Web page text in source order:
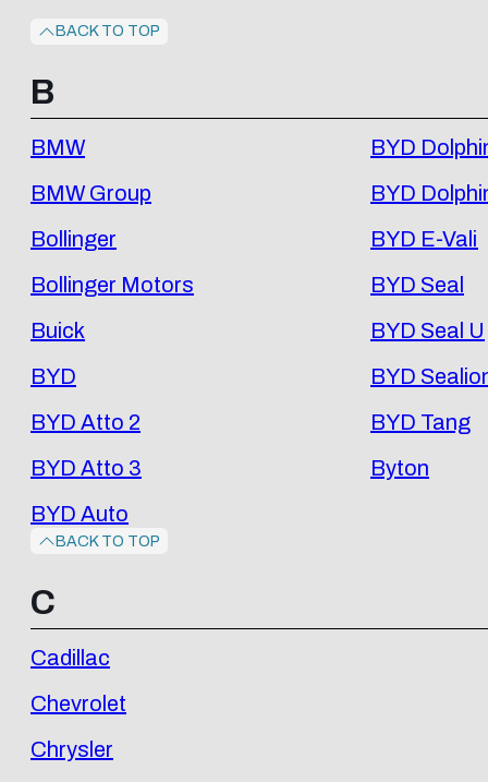
BACK TO TOP
B
BMW
BMW Group
Bollinger
Bollinger Motors
Buick
BYD
BYD Atto 2
BYD Atto 3
BYD Auto
BYD
BYD
BYD E-Vali
BYD Seal
BYD Seal U
BYD
BYD Tang
Byton
BACK TO TOP
C
Cadillac
Chevrolet
Chrysler